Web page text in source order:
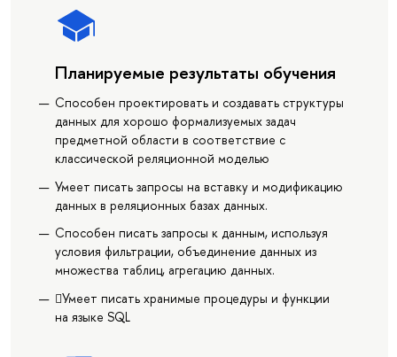
Планируемые результаты обучения
Способен проектировать и создавать структуры
данных для хорошо формализуемых задач
предметной области в соответствие с
классической реляционной моделью
Умеет писать запросы на вставку и модификацию
данных в реляционных базах данных.
Способен писать запросы к данным, используя
условия фильтрации, объединение данных из
множества таблиц, агрегацию данных.
Умеет писать хранимые процедуры и функции
на языке SQL